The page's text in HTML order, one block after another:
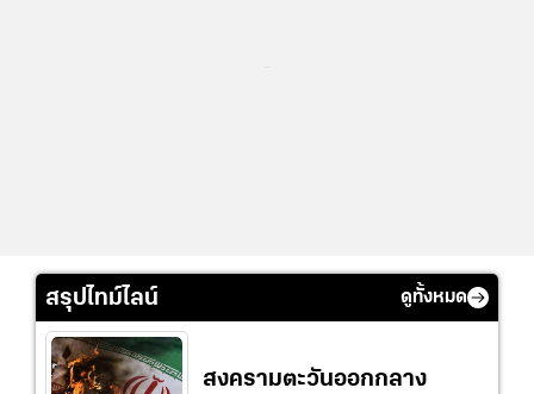
สรุปไทม์ไลน์ ดูทั้งหมด
สงครามตะวันออกกลาง